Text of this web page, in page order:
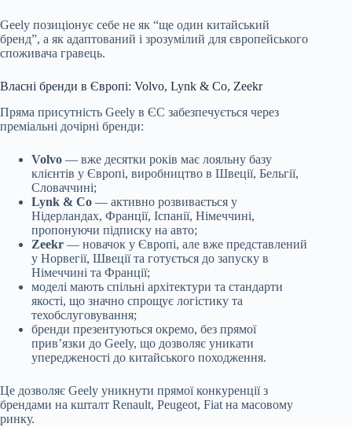
Geely позиціонує себе не як “ще один китайський
бренд”, а як адаптований і зрозумілий для європейського
споживача гравець.
Власні бренди в Європі: Volvo, Lynk & Co, Zeekr
Пряма присутність Geely в ЄС забезпечується через
преміальні дочірні бренди:
Volvo — вже десятки років має лояльну базу
клієнтів у Європі, виробництво в Швеції, Бельгії,
Словаччині;
Lynk & Co — активно розвивається у
Нідерландах, Франції, Іспанії, Німеччині,
пропонуючи підписку на авто;
Zeekr — новачок у Європі, але вже представлений
у Норвегії, Швеції та готується до запуску в
Німеччині та Франції;
моделі мають спільні архітектури та стандарти
якості, що значно спрощує логістику та
техобслуговування;
бренди презентуються окремо, без прямої
прив’язки до Geely, що дозволяє уникати
упередженості до китайського походження.
Це дозволяє Geely уникнути прямої конкуренції з
брендами на кшталт Renault, Peugeot, Fiat на масовому
ринку.